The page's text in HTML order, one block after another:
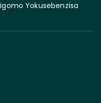
Yokusebenzisa